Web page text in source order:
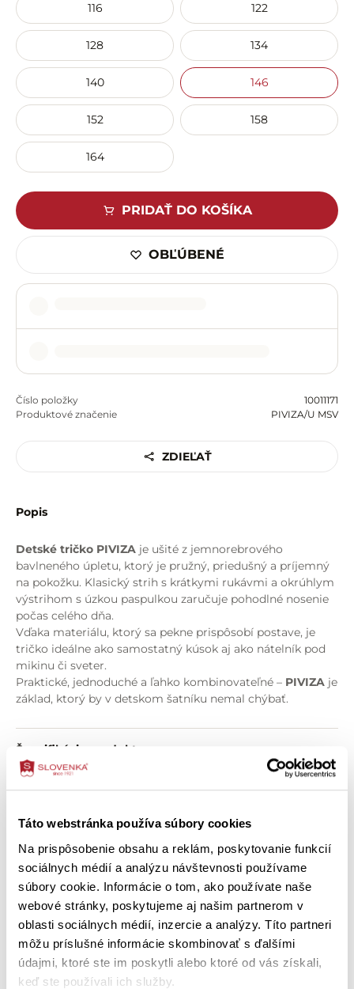
Táto webstránka používa súbory cookies
Na prispôsobenie obsahu a reklám, poskytovanie funkcií
sociálnych médií a analýzu návštevnosti používame
súbory cookie. Informácie o tom, ako používate naše
webové stránky, poskytujeme aj našim partnerom v
oblasti sociálnych médií, inzercie a analýzy. Títo partneri
môžu príslušné informácie skombinovať s ďalšími
údajmi, ktoré ste im poskytli alebo ktoré od vás získali,
keď ste používali ich služby.
116 122
128 134
140 146
152 158
164
PRIDAŤ DO KOŠÍKA
OBĽÚBENÉ
Číslo položky
10011171
Produktové značenie
PIVIZA/U MSV
ZDIEĽAŤ
Popis
Detské tričko PIVIZA je ušité z jemnorebrového
bavlneného úpletu, ktorý je pružný, priedušný a príjemný
na pokožku. Klasický strih s krátkymi rukávmi a okrúhlym
výstrihom s úzkou paspulkou zaručuje pohodlné nosenie
počas celého dňa.
Vďaka materiálu, ktorý sa pekne prispôsobí postave, je
tričko ideálne ako samostatný kúsok aj ako nátelník pod
mikinu či sveter.
Praktické, jednoduché a ľahko kombinovateľné – PIVIZA je
základ, ktorý by v detskom šatníku nemal chýbať.
Špecifikácia produktu
O zložení výrobku
Ako správne vybrať veľkosť
Ako ošetriť výrobok
Zákazníci si tiež kúpili